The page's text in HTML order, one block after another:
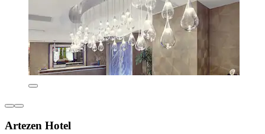
Artezen Hotel